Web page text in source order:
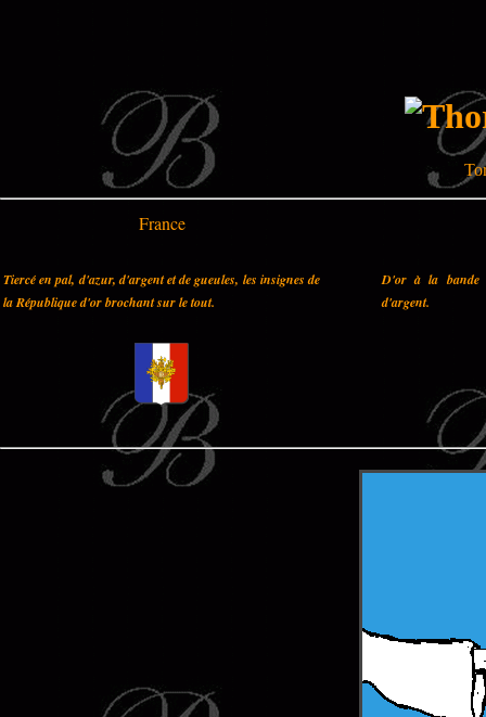
France
Tiercé en pal, d'azur, d'argent et de gueules, les insignes de
la République d'or brochant sur le tout.
D'or à la bande
d'argent.